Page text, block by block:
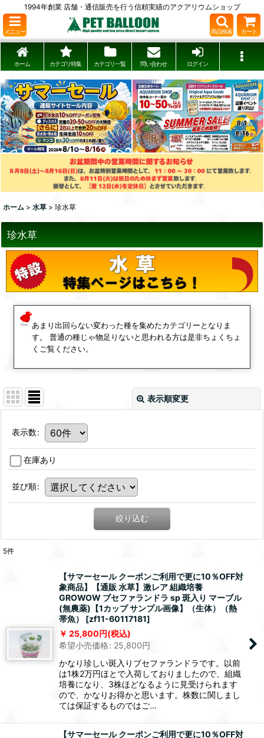
1994年創業 店舗・通信販売を行う信頼実績のアクアリウムショップ
メニュー 商品検索 カート
ホーム カテゴリ特集 カテゴリ一覧 問い合わせ ログイン
ホーム > 水草 > 珍水草
珍水草
あまり出回らない変わった種を集めたカテゴリーとなりま
す。 普通の種じゃ物足りないと思われる方は是非ちょくちょ
くご覧ください。
表示順変更
表示数:
在庫あり
並び順:
絞り込む
5件
【サマーセール クーポンご利用で更に10％OFF対
象商品】【通販 水草】激レア 組織培養
GROWOW ブセファランドラ sp 斑入り マーブル
(無農薬)【1カップ サンプル画像】（生体）（熱
帯魚）
[zf11-60117181]
25,800円(税込)
希望小売価格: 25,800円
かなり珍しい斑入りブセファランドラです。以前
は1株2万円ほとで入荷しておりましたので、組織
培養になり、3株ほどなるように見受けられます
ので、かなりお得かと思います。株数に関しまし
ては保証するものではご…
【サマーセール クーポンご利用で更に10％OFF対